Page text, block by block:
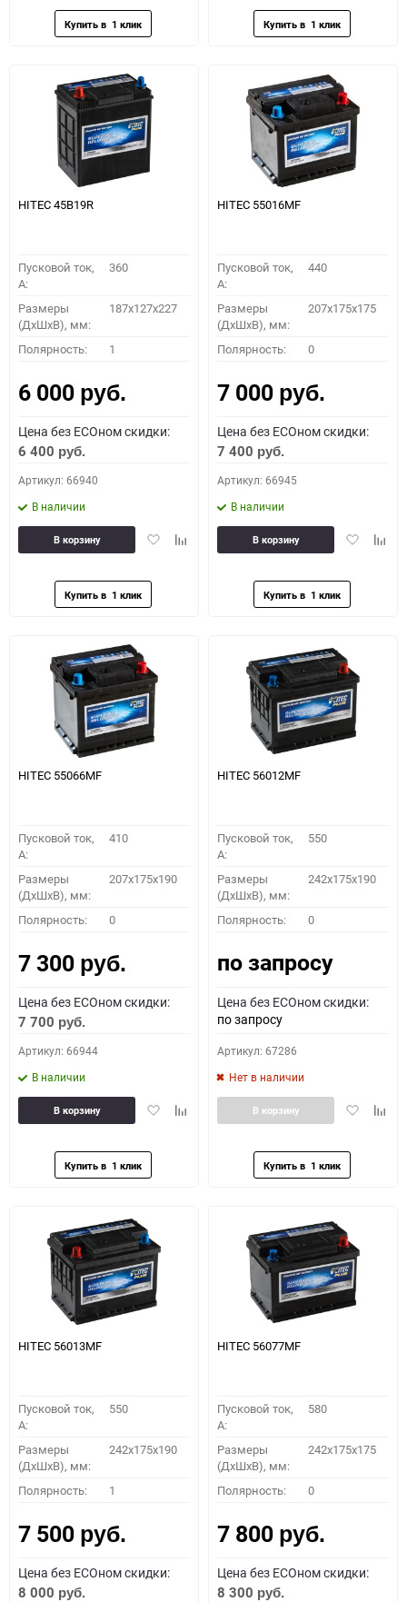
HITEC 45B19R
Пусковой ток,
A:
360
Размеры
(ДхШхВ), мм:
187x127x227
Полярность: 1
6 000 руб.
Цена без ECOном скидки:
6 400 руб.
Артикул: 66940
В наличии
ДобавитьДобавить
В корзину
HITEC 55016MF
Пусковой ток,
A:
440
Размеры
(ДхШхВ), мм:
207x175x175
Полярность: 0
7 000 руб.
Цена без ECOном скидки:
7 400 руб.
Артикул: 66945
В наличии
Добавить
В корзину
HITEC 55066MF
Пусковой ток,
A:
410
Размеры
(ДхШхВ), мм:
207x175x190
Полярность: 0
7 300 руб.
Цена без ECOном скидки:
7 700 руб.
Артикул: 66944
В наличии
ДобавитьДобавить
В корзину
HITEC 56012MF
Пусковой ток,
A:
550
Размеры
(ДхШхВ), мм:
242x175x190
Полярность: 0
по запросу
Цена без ECOном скидки:
по запросу
Артикул: 67286
Нет в наличии
Добавить
В корзину
HITEC 56013MF
Пусковой ток,
A:
550
Размеры
(ДхШхВ), мм:
242x175x190
Полярность: 1
7 500 руб.
Цена без ECOном скидки:
8 000 руб.
HITEC 56077MF
Пусковой ток,
A:
580
Размеры
(ДхШхВ), мм:
242x175x175
Полярность: 0
7 800 руб.
Цена без ECOном скидки:
8 300 руб.